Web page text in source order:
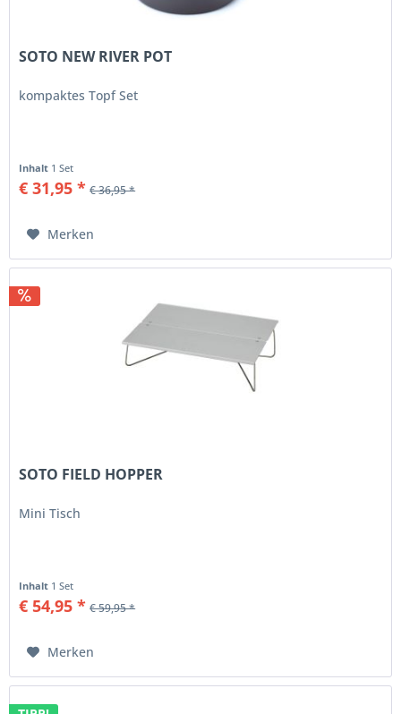
SOTO NEW RIVER POT
kompaktes Topf Set
Inhalt 1 Set
€ 31,95 * € 36,95 *
Merken
SOTO FIELD HOPPER
Mini Tisch
Inhalt 1 Set
€ 54,95 * € 59,95 *
Merken